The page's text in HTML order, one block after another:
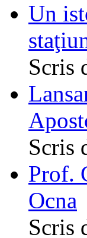
Un
Scris
Scris
Prof.
Ocna
Scris